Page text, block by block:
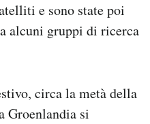
e sono state poi
alcuni gruppi di ricerca
circa la metà della
Groenlandia si